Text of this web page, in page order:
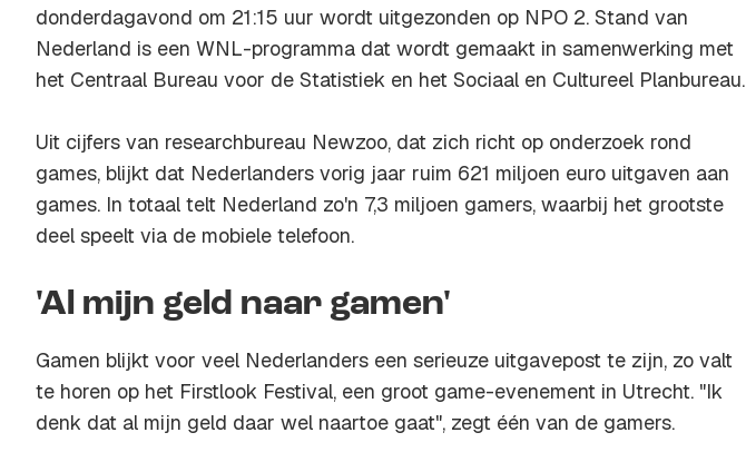
donderdagavond om 21:15 uur wordt uitgezonden op NPO 2. Stand van
Nederland is een WNL-programma dat wordt gemaakt in samenwerking met
het Centraal Bureau voor de Statistiek en het Sociaal en Cultureel Planbureau.
Uit cijfers van researchbureau Newzoo, dat zich richt op onderzoek rond
games, blijkt dat Nederlanders vorig jaar ruim 621 miljoen euro uitgaven aan
games. In totaal telt Nederland zo'n 7,3 miljoen gamers, waarbij het grootste
deel speelt via de mobiele telefoon.
'Al mijn geld naar gamen'
Gamen blijkt voor veel Nederlanders een serieuze uitgavepost te zijn, zo valt
te horen op het Firstlook Festival, een groot game-evenement in Utrecht. "Ik
denk dat al mijn geld daar wel naartoe gaat", zegt één van de gamers.